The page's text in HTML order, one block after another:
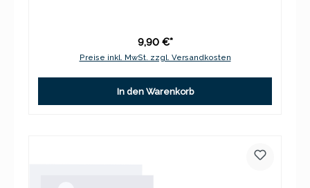
9,90 €*
Preise inkl. MwSt. zzgl. Versandkosten
In den Warenkorb